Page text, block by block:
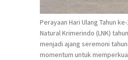
Perayaan Hari Ulang Tahun
Natural Krimerindo (LNK)
menjadi ajang seremoni
momentum untuk